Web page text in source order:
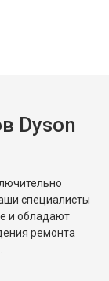
Dyson
специалисты
и обладают
ремонта